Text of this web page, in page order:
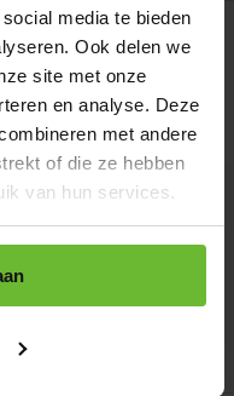
media te bieden
Ook delen we
site met onze
en analyse. Deze
met andere
of die ze hebben
van hun services.
dezelfde dag
€22,95